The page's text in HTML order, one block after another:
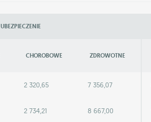
UBEZPIECZENIE
CHOROBOWE ZDROWOTNE
2 320,65 7 356,07
2 734,21 8 667,00